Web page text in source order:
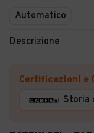
Automatico
Descrizione
Certificazioni e
Storia